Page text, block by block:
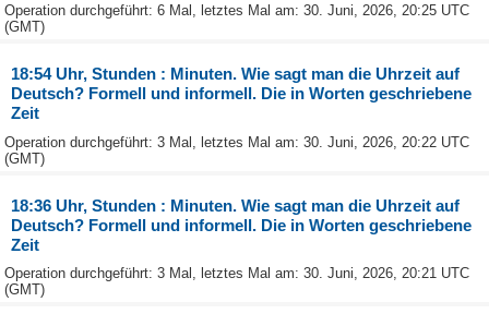
Operation durchgeführt: 6 Mal, letztes Mal am: 30. Juni, 2026, 20:25 UTC
(GMT)
18:54 Uhr, Stunden : Minuten. Wie sagt man die Uhrzeit auf
Deutsch? Formell und informell. Die in Worten geschriebene
Zeit
Operation durchgeführt: 3 Mal, letztes Mal am: 30. Juni, 2026, 20:22 UTC
(GMT)
18:36 Uhr, Stunden : Minuten. Wie sagt man die Uhrzeit auf
Deutsch? Formell und informell. Die in Worten geschriebene
Zeit
Operation durchgeführt: 3 Mal, letztes Mal am: 30. Juni, 2026, 20:21 UTC
(GMT)